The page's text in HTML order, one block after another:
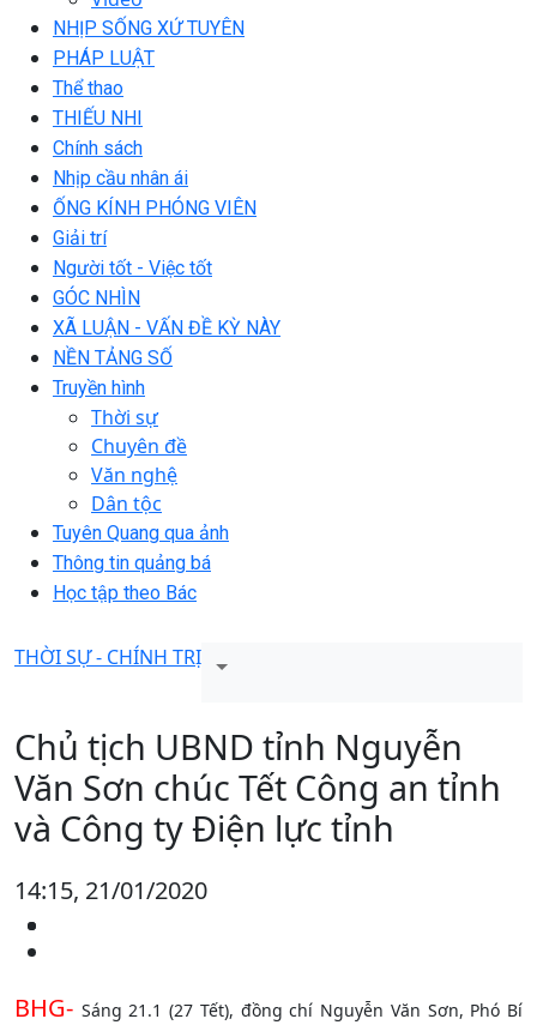
NHỊP SỐNG XỨ TUYÊN
PHÁP LUẬT
Thể thao
THIẾU NHI
Chính sách
Nhịp cầu nhân ái
ỐNG KÍNH PHÓNG VIÊN
Giải trí
Người tốt - Việc tốt
GÓC NHÌN
XÃ LUẬN - VẤN ĐỀ KỲ NÀY
NỀN TẢNG SỐ
Truyền hình
Thời sự
Chuyên đề
Văn nghệ
Dân tộc
Tuyên Quang qua ảnh
Thông tin quảng bá
Học tập theo Bác
THỜI SỰ - CHÍNH TRỊ
Chủ tịch UBND tỉnh Nguyễn
Văn Sơn chúc Tết Công an tỉnh
và Công ty Điện lực tỉnh
14:15, 21/01/2020
BHG- Sáng 21.1 (27 Tết), đồng chí Nguyễn Văn Sơn, Phó Bí